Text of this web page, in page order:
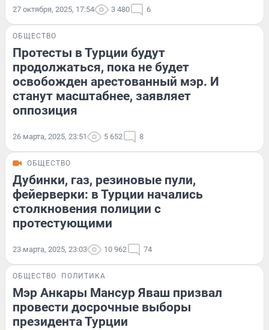
27 октября, 2025, 17:54 3 480 6
ОБЩЕСТВО
Протесты в Турции будут
продолжаться, пока не будет
освобожден арестованный мэр. И
станут масштабнее, заявляет
оппозиция
26 марта, 2025, 23:51 5 652 8
ОБЩЕСТВО
Дубинки, газ, резиновые пули,
фейерверки: в Турции начались
столкновения полиции с
протестующими
23 марта, 2025, 23:03 10 962 74
ОБЩЕСТВО ПОЛИТИКА
Мэр Анкары Мансур Яваш призвал
провести досрочные выборы
президента Турции